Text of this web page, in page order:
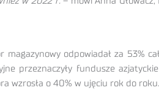
odpowiadał za 53%
przeznaczyły fundusze
wzrosła o 40% w ujęciu rok do